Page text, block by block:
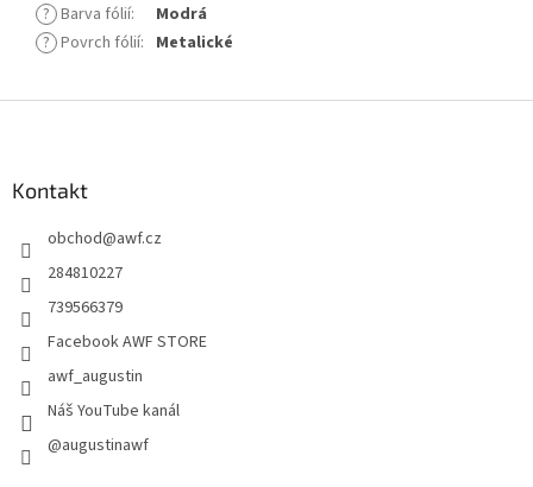
? Barva fólií:
Modrá
? Povrch fólií: Metalické
Kontakt
obchod@awf.cz
284810227
739566379
Facebook AWF STORE
awf_augustin
Náš YouTube kanál
@augustinawf